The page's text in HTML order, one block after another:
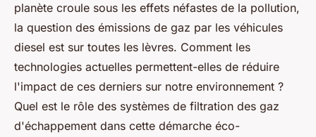
planète croule sous les effets néfastes de la pollution,
la question des émissions de gaz par les véhicules
diesel est sur toutes les lèvres. Comment les
technologies actuelles permettent-elles de réduire
l'impact de ces derniers sur notre environnement ?
Quel est le rôle des systèmes de filtration des gaz
d'échappement dans cette démarche éco-